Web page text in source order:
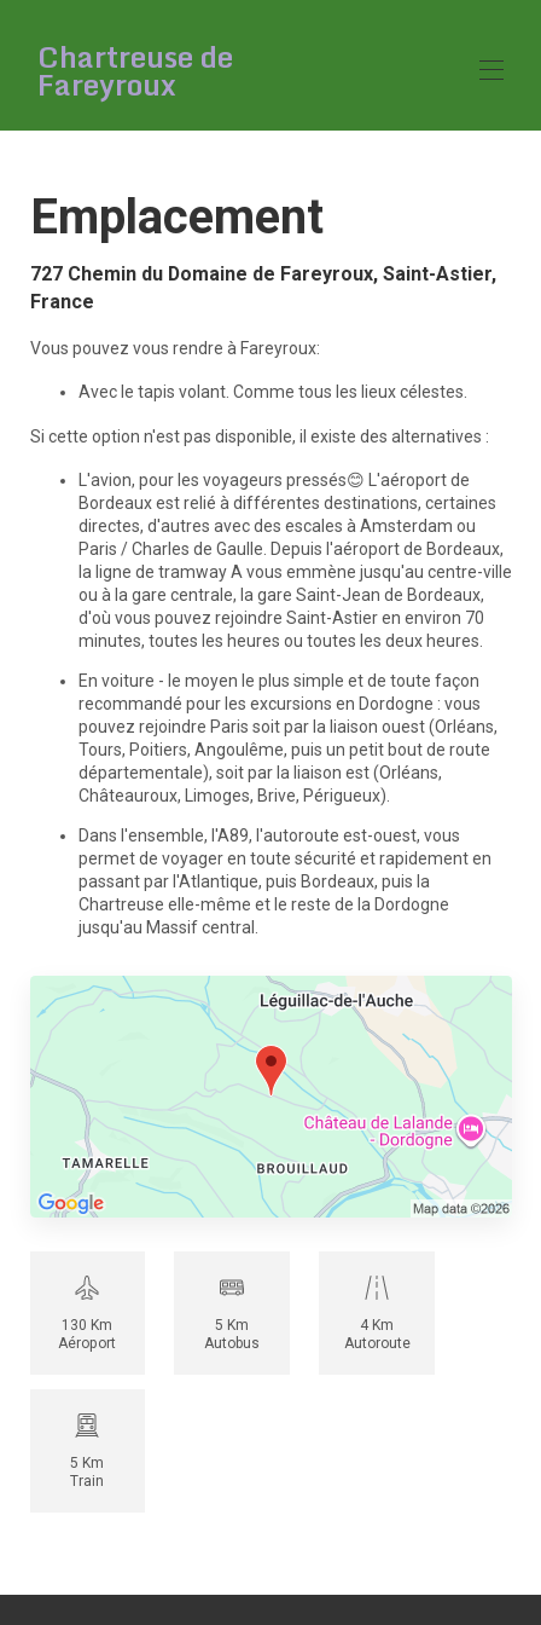
Chartreuse de
Fareyroux
Aperçu
Galerie
Tarifs
Carte
C'est nous
Emplacement
727 Chemin du Domaine de Fareyroux, Saint-Astier,
France
Vous pouvez vous rendre à Fareyroux:
Avec le tapis volant. Comme tous les lieux célestes.
Si cette option n'est pas disponible, il existe des alternatives :
L'avion, pour les voyageurs pressés😊 L'aéroport de
Bordeaux est relié à différentes destinations, certaines
directes, d'autres avec des escales à Amsterdam ou
Paris / Charles de Gaulle. Depuis l'aéroport de Bordeaux,
la ligne de tramway A vous emmène jusqu'au centre-ville
ou à la gare centrale, la gare Saint-Jean de Bordeaux,
d'où vous pouvez rejoindre Saint-Astier en environ 70
minutes, toutes les heures ou toutes les deux heures.
En voiture - le moyen le plus simple et de toute façon
recommandé pour les excursions en Dordogne : vous
pouvez rejoindre Paris soit par la liaison ouest (Orléans,
Tours, Poitiers, Angoulême, puis un petit bout de route
départementale), soit par la liaison est (Orléans,
Châteauroux, Limoges, Brive, Périgueux).
Dans l'ensemble, l'A89, l'autoroute est-ouest, vous
permet de voyager en toute sécurité et rapidement en
passant par l'Atlantique, puis Bordeaux, puis la
Chartreuse elle-même et le reste de la Dordogne
jusqu'au Massif central.
130 Km
Aéroport
5 Km
Autobus
4 Km
Autoroute
5 Km
Train